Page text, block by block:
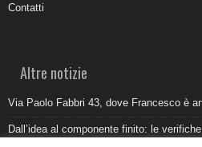
Contatti
Altre notizie
Via Paolo Fabbri 43, dove Francesco è
Dall’idea al componente finito: le